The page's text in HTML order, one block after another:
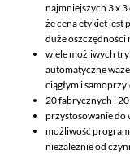
najmniejszych 3 x 3
że cena etykiet
duże oszczędności
wiele możliwych
automatyczne
ciągłym i
20 fabrycznych i
przystosowanie do
możliwość
niezależnie od